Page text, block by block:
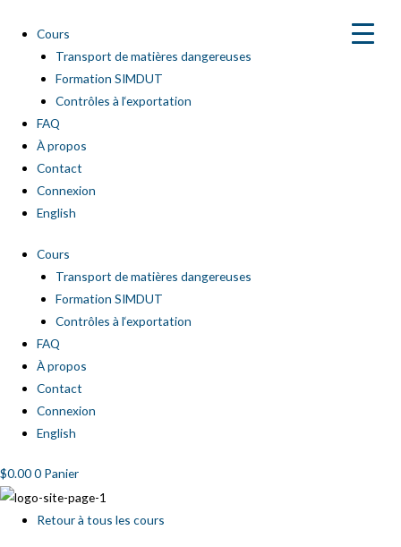
contenu
Cours
Transport de matières dangereuses
Formation SIMDUT
Contrôles à l‘exportation
FAQ
À propos
Contact
Connexion
English
Cours
Transport de matières dangereuses
Formation SIMDUT
Contrôles à l‘exportation
FAQ
À propos
Contact
Connexion
English
$0.000 Panier
Retour à tous les cours